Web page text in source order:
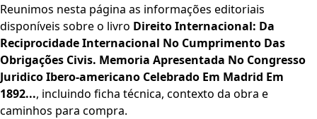
Reunimos nesta página as informações editoriais
disponíveis sobre o livro Direito Internacional: Da
Reciprocidade Internacional No Cumprimento Das
Obrigações Civis. Memoria Apresentada No Congresso
Juridico Ibero-americano Celebrado Em Madrid Em
1892..., incluindo ficha técnica, contexto da obra e
caminhos para compra.